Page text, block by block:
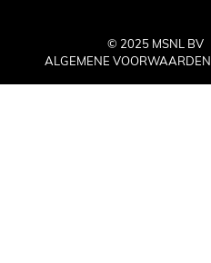
© 2025 MSNL BV
ALGEMENE VOORWAARDEN